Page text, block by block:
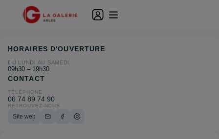
HORAIRES D'OUVERTURE
DU LUNDI AU SAMEDI
09h30 – 19h30
CONTACT
TÉLÉPHONE
06 74 89 74 90
RETROUVEZ-NOUS
Site web